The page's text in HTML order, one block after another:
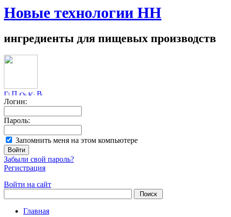
Новые технологии НН
ингредиенты для пищевых производств
Логин:
Пароль:
Запомнить меня на этом компьютере
Забыли свой пароль?
Регистрация
Войти на сайт
Главная